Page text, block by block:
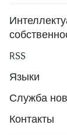
RSS
Языки
Служба
Контакты